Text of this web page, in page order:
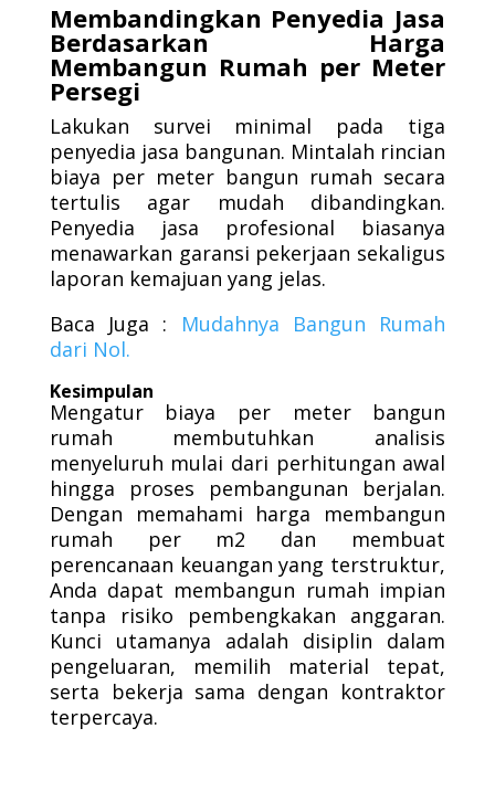
Membandingkan Penyedia Jasa
Berdasarkan Harga
Membangun Rumah per Meter
Persegi
Lakukan survei minimal pada tiga
penyedia jasa bangunan. Mintalah rincian
biaya per meter bangun rumah secara
tertulis agar mudah dibandingkan.
Penyedia jasa profesional biasanya
menawarkan garansi pekerjaan sekaligus
laporan kemajuan yang jelas.
Baca Juga : Mudahnya Bangun
Rumah
dari Nol.
Kesimpulan
Mengatur biaya per meter bangun
rumah membutuhkan analisis
menyeluruh mulai dari perhitungan awal
hingga proses pembangunan berjalan.
Dengan memahami harga membangun
rumah per m2 dan membuat
perencanaan keuangan yang terstruktur,
Anda dapat membangun rumah impian
tanpa risiko pembengkakan anggaran.
Kunci utamanya adalah disiplin dalam
pengeluaran, memilih material tepat,
serta bekerja sama dengan kontraktor
terpercaya.